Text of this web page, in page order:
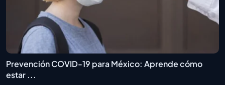
Prevención COVID-19 para México: Aprende cómo
estar ...